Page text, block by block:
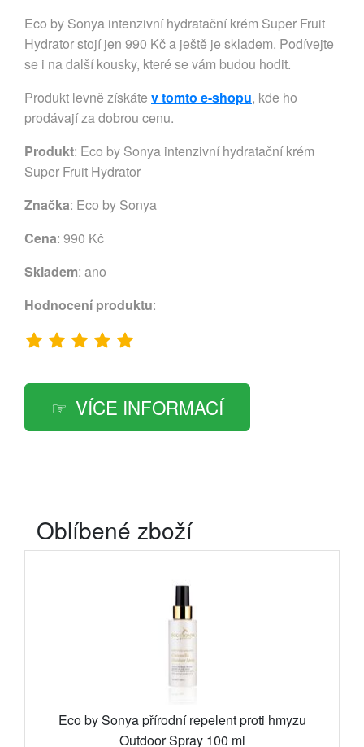
Eco by Sonya intenzivní hydratační krém Super Fruit
Hydrator stojí jen 990 Kč a ještě je skladem. Podívejte
se i na další kousky, které se vám budou hodit.
Produkt levně získáte v tomto e-shopu, kde ho
prodávají za dobrou cenu.
Produkt: Eco by Sonya intenzivní hydratační krém
Super Fruit Hydrator
Značka: Eco by Sonya
Cena: 990 Kč
Skladem: ano
Hodnocení produktu:
VÍCE INFORMACÍ
Oblíbené zboží
Eco by Sonya přírodní repelent proti hmyzu
Outdoor Spray 100 ml